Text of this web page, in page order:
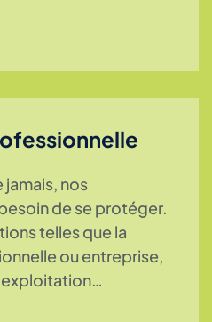
jamais, nos
de se protéger.
telles que la
ou entreprise,